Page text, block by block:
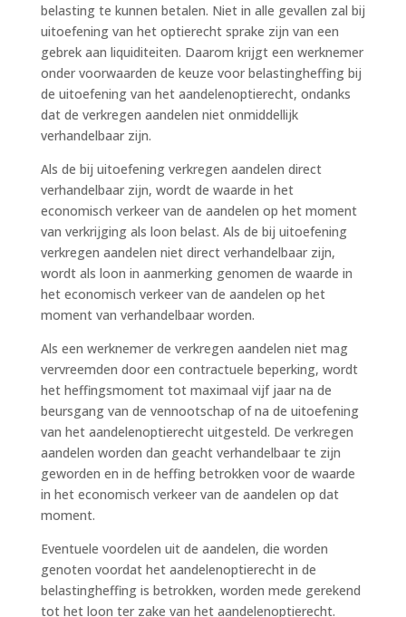
belasting te kunnen betalen. Niet in alle gevallen zal bij
uitoefening van het optierecht sprake zijn van een
gebrek aan liquiditeiten. Daarom krijgt een werknemer
onder voorwaarden de keuze voor belastingheffing bij
de uitoefening van het aandelenoptierecht, ondanks
dat de verkregen aandelen niet onmiddellijk
verhandelbaar zijn.
Als de bij uitoefening verkregen aandelen direct
verhandelbaar zijn, wordt de waarde in het
economisch verkeer van de aandelen op het moment
van verkrijging als loon belast. Als de bij uitoefening
verkregen aandelen niet direct verhandelbaar zijn,
wordt als loon in aanmerking genomen de waarde in
het economisch verkeer van de aandelen op het
moment van verhandelbaar worden.
Als een werknemer de verkregen aandelen niet mag
vervreemden door een contractuele beperking, wordt
het heffingsmoment tot maximaal vijf jaar na de
beursgang van de vennootschap of na de uitoefening
van het aandelenoptierecht uitgesteld. De verkregen
aandelen worden dan geacht verhandelbaar te zijn
geworden en in de heffing betrokken voor de waarde
in het economisch verkeer van de aandelen op dat
moment.
Eventuele voordelen uit de aandelen, die worden
genoten voordat het aandelenoptierecht in de
belastingheffing is betrokken, worden mede gerekend
tot het loon ter zake van het aandelenoptierecht.